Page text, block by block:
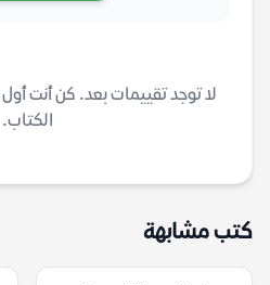
لا توجد تقييمات بعد. كن أنت
الكتاب.
كتب مشابهة